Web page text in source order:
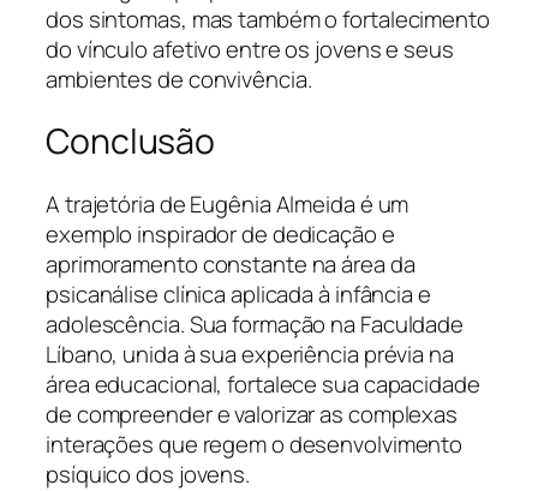
dos sintomas, mas também o fortalecimento
do vínculo afetivo entre os jovens e seus
ambientes de convivência.
Conclusão
A trajetória de Eugênia Almeida é um
exemplo inspirador de dedicação e
aprimoramento constante na área da
psicanálise clínica aplicada à infância e
adolescência. Sua formação na Faculdade
Líbano, unida à sua experiência prévia na
área educacional, fortalece sua capacidade
de compreender e valorizar as complexas
interações que regem o desenvolvimento
psíquico dos jovens.